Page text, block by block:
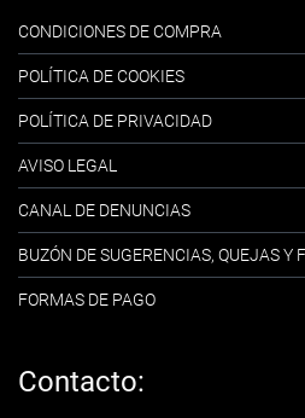
CONDICIONES DE COMPRA
POLÍTICA DE COOKIES
POLÍTICA DE PRIVACIDAD
AVISO LEGAL
CANAL DE DENUNCIAS
BUZÓN DE SUGERENCIAS, QUEJAS Y
FORMAS DE PAGO
Contacto: